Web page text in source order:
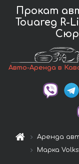
Прокат
Touareg R-
Авто-Аренда в
Аренда
Марка